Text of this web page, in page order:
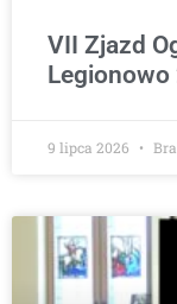
VII Zjazd
Legionowo
9 lipca 2026